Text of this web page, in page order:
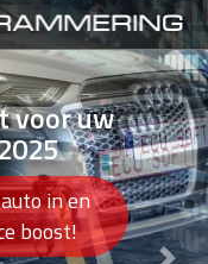
voor uw
in en
boost!